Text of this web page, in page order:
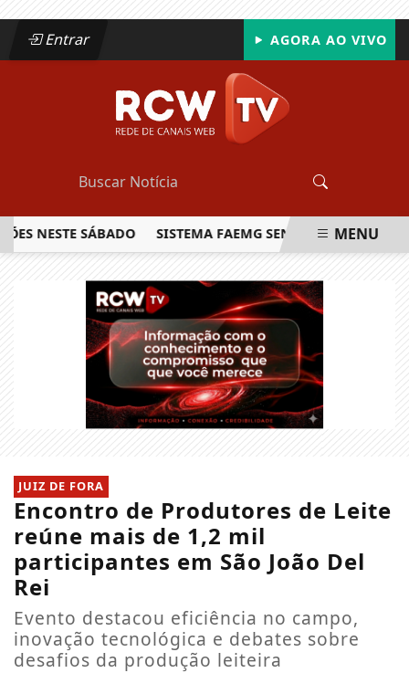
Entrar AGORA AO VIVO
NESTE SÁBADO SISTEMA FAEMG SENAR LANÇA O
MENU
JUIZ DE FORA
Encontro de Produtores de Leite
reúne mais de 1,2 mil
participantes em São João Del
Rei
Evento destacou eficiência no campo,
inovação tecnológica e debates sobre
desafios da produção leiteira